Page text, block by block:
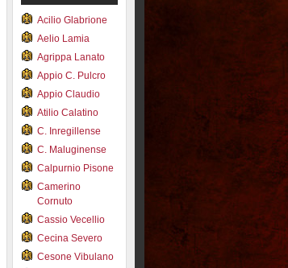
Acilio Glabrione
Aelio Lamia
Agrippa Lanato
Appio C. Pulcro
Appio Claudio
Atilio Calatino
C. Inregillense
C. Maluginense
Calpurnio Pisone
Camerino
Cornuto
Cassio Vecellio
Cecina Severo
Cesone Vibulano